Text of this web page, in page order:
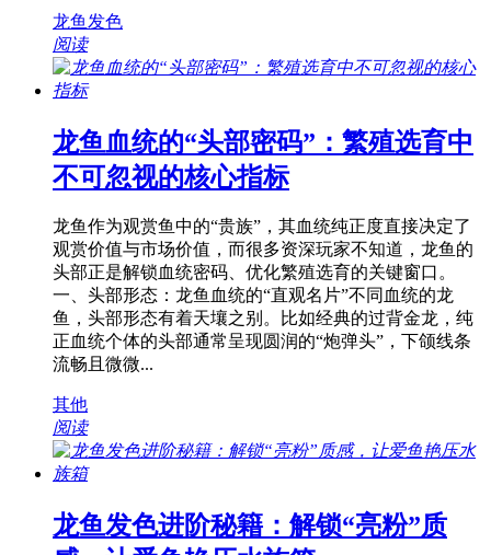
龙鱼发色
阅读
龙鱼血统的“头部密码”：繁殖选育中
不可忽视的核心指标
龙鱼作为观赏鱼中的“贵族”，其血统纯正度直接决定了
观赏价值与市场价值，而很多资深玩家不知道，龙鱼的
头部正是解锁血统密码、优化繁殖选育的关键窗口。
一、头部形态：龙鱼血统的“直观名片”不同血统的龙
鱼，头部形态有着天壤之别。比如经典的过背金龙，纯
正血统个体的头部通常呈现圆润的“炮弹头”，下颌线条
流畅且微微...
其他
阅读
龙鱼发色进阶秘籍：解锁“亮粉”质